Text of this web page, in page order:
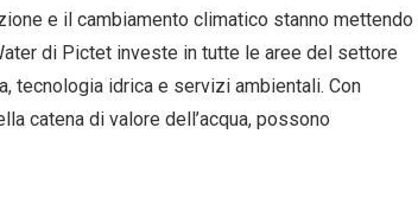
e il cambiamento climatico stanno mettendo
di Pictet investe in tutte le aree del settore
tecnologia idrica e servizi ambientali. Con
catena di valore dell’acqua, possono